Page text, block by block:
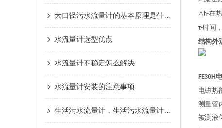
大口径污水流量计的基本原理是什么？
水流量计选型优点
水流量计不稳定怎么解决
水流量计安装的注意事项
生活污水流量计，生活污水流量计安装地点的选择
△h-在
τ-时间
结构外
FE30H
电磁热
测量管
被测液